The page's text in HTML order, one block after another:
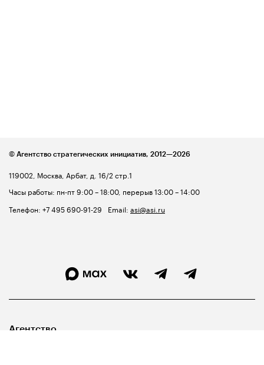
119002, Москва, Арбат, д. 16/2 стр.1
Часы работы: пн-пт 9:00 – 18:00, перерыв 13:00 – 14:00
Телефон: +7 495 690-91-29 Email: asi@asi.ru
© Агентство стратегических инициатив, 2012—2026
Агентство